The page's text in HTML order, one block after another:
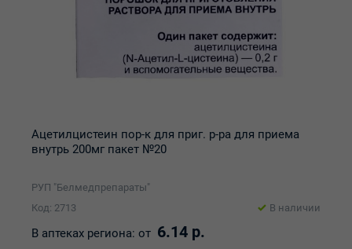
Ацетилцистеин пор-к для приг. р-ра для приема
внутрь 200мг пакет №20
РУП "Белмедпрепараты"
Код: 2713
В наличии
В аптеках региона: от 6.14 р.